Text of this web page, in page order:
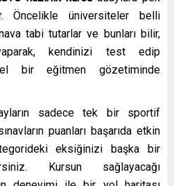
Öncelikle üniversiteler belli
tabi tutarlar ve bunları bilir,
kendinizi test edip
bir eğitmen gözetiminde
sadece tek bir sportif
puanları başarıda etkin
eksiğinizi başka bir
Kursun sağlayacağı